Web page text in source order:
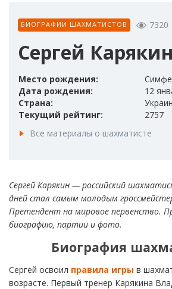
БИОГРАФИИ ШАХМАТИСТОВ 7320
Сергей Карякин
Место рождения:
Дата рождения:
12
Страна:
Текущий рейтинг:
2757
Все материалы о шахматисте
Сергей Карякин — российский
дней стал самым молодым
Претендент на мировое первенство.
биографию, партии и фото.
Биография
Сергей освоил правила игры в
возрасте. Первый тренер Карякина